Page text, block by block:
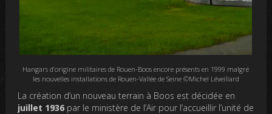
Hangars d’origine militaires de Rouen-Boos encore présents en 1999 malgré
les nouvelles installations de Rouen-Vallée de Seine ©Michel Léveillard
La création d’un nouveau terrain à Boos est décidée en
juillet 1936 par le ministère de l’Air pour l’accueillir l’unité de